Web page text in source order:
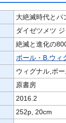
大絶滅時代とパ
ダイゼツメツ
絶滅と進化の
ポール・B.ウィ
ウィグナル,ポ
原書房
2016.2
252p, 20cm